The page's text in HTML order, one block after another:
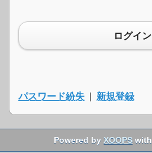
ログイン
パスワード紛失 新規登録
Powered byXOOPS with